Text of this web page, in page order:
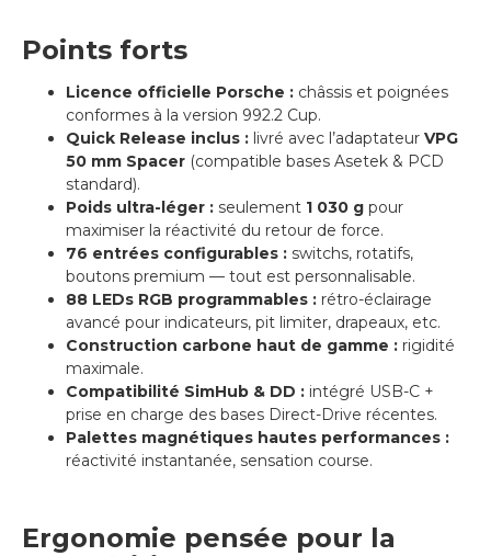
Points forts
Licence officielle Porsche : châssis et poignées
conformes à la version 992.2 Cup.
Quick Release inclus : livré avec l’adaptateur VPG
50 mm Spacer (compatible bases Asetek & PCD
standard).
Poids ultra-léger : seulement 1 030 g pour
maximiser la réactivité du retour de force.
76 entrées configurables : switchs, rotatifs,
boutons premium — tout est personnalisable.
88 LEDs RGB programmables : rétro-éclairage
avancé pour indicateurs, pit limiter, drapeaux, etc.
Construction carbone haut de gamme : rigidité
maximale.
Compatibilité SimHub & DD : intégré USB-C +
prise en charge des bases Direct-Drive récentes.
Palettes magnétiques hautes performances :
réactivité instantanée, sensation course.
Ergonomie pensée pour la